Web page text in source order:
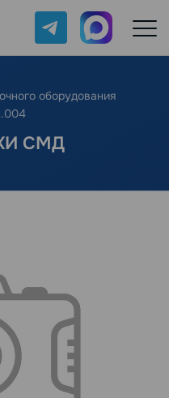
Telegram Max
оборудования
СМД